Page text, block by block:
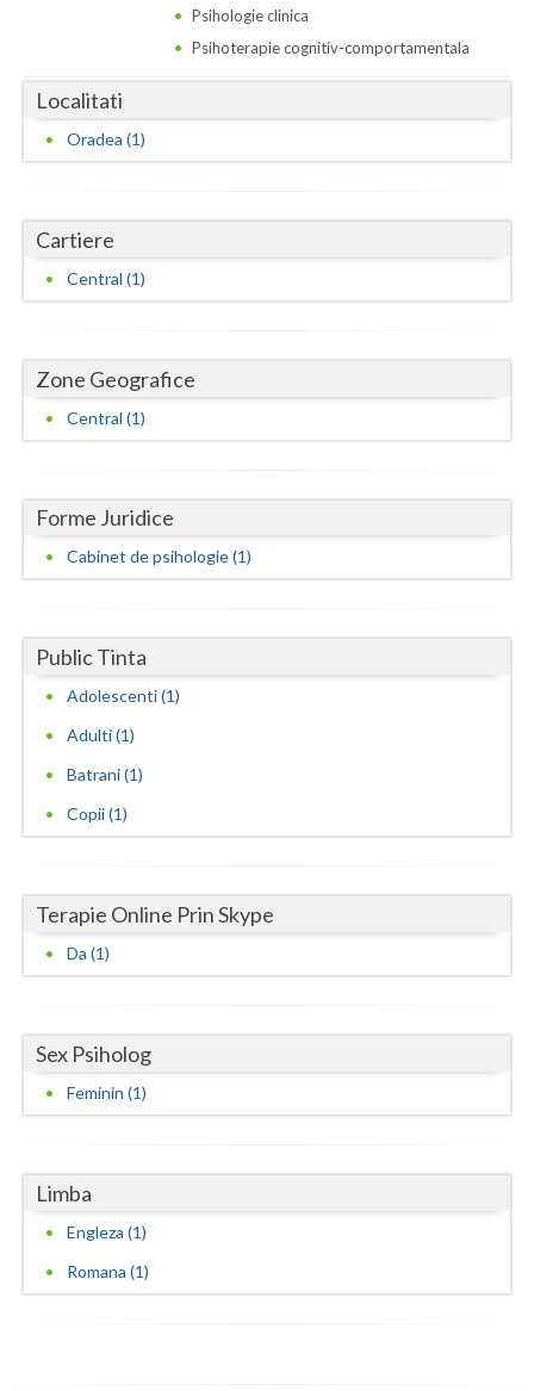
Galati
Giurgiu
Harghita
Hunedoara
Ilfov
Mehedinti
Neamt
Olt
Prahova
Salaj
Satu-Mare
Suceava
Teleorman
Tulcea
Valcea
Vrancea
Psihologie clinica
Psihoterapie cognitiv-comportamentala
Localitati
Oradea (1)
Cartiere
Central (1)
Zone Geografice
Central (1)
Forme Juridice
Cabinet de psihologie (1)
Public Tinta
Adolescenti (1)
Adulti (1)
Batrani (1)
Copii (1)
Terapie Online Prin Skype
Da (1)
Sex Psiholog
Feminin (1)
Limba
Engleza (1)
Romana (1)